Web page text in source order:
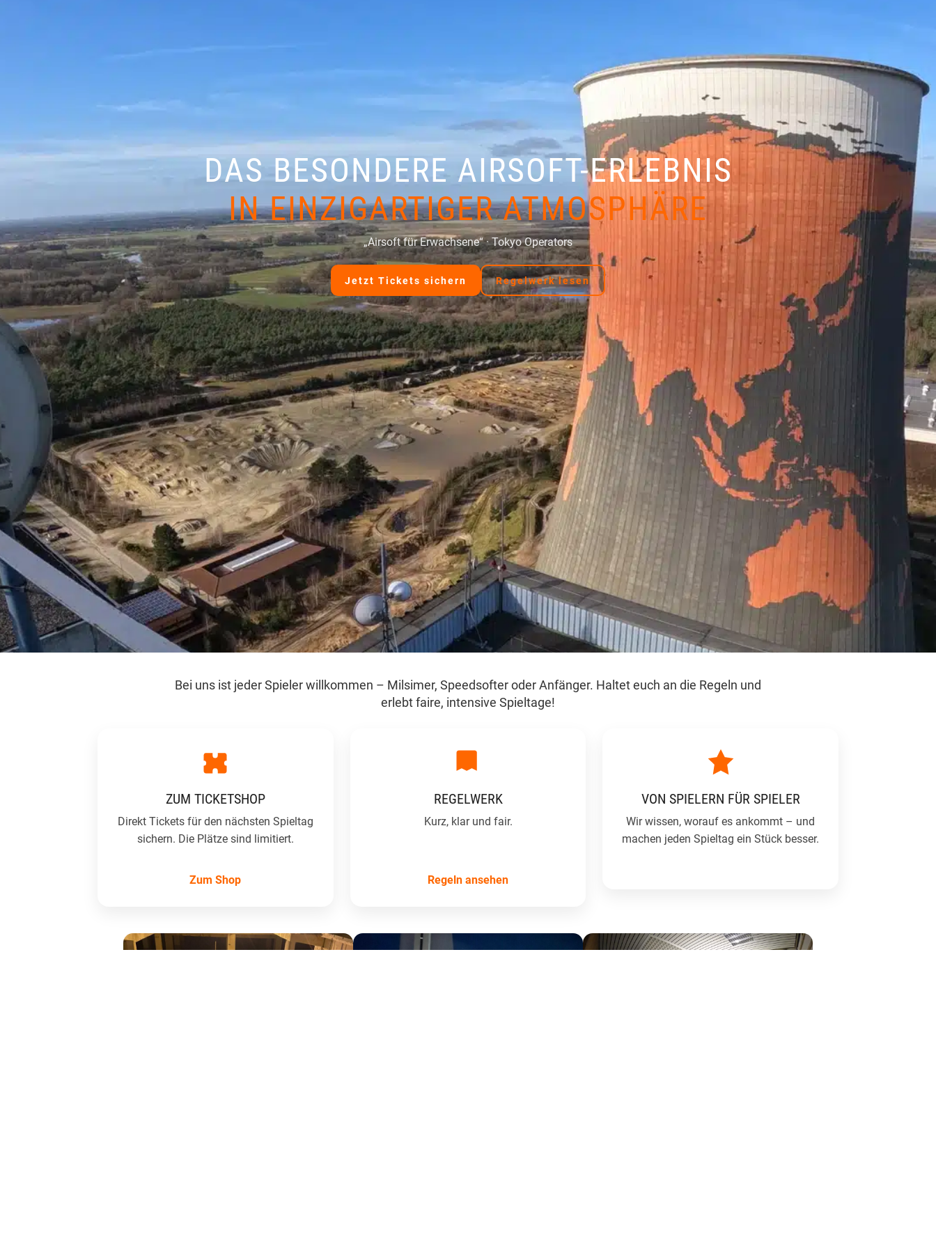
DAS BESONDERE AIRSOFT-ERLEBNIS
IN EINZIGARTIGER ATMOSPHÄRE
„Airsoft für Erwachsene“ · Tokyo Operators
Jetzt Tickets sichern Regelwerk lesen
Bei uns ist jeder Spieler willkommen – Milsimer, Speedsofter oder Anfänger. Haltet euch an die Regeln und
erlebt faire, intensive Spieltage!
ZUM TICKETSHOP
Direkt Tickets für den nächsten Spieltag
sichern. Die Plätze sind limitiert.
Zum Shop
REGELWERK
Kurz, klar und fair.
Regeln ansehen
VON SPIELERN FÜR SPIELER
Wir wissen, worauf es ankommt – und
machen jeden Spieltag ein Stück besser.